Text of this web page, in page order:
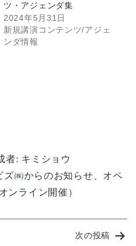
ツ・アジェンダ集
2024年5月31日
新規講演コンテンツ/アジェ
ンダ情報
者: キミショウ
ズ㈱からのお知らせ
オペ
ンライン開催）
次の投稿